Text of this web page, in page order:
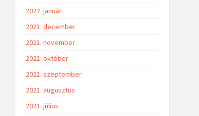
2022. január
2021. december
2021. november
2021. október
2021. szeptember
2021. augusztus
2021. július